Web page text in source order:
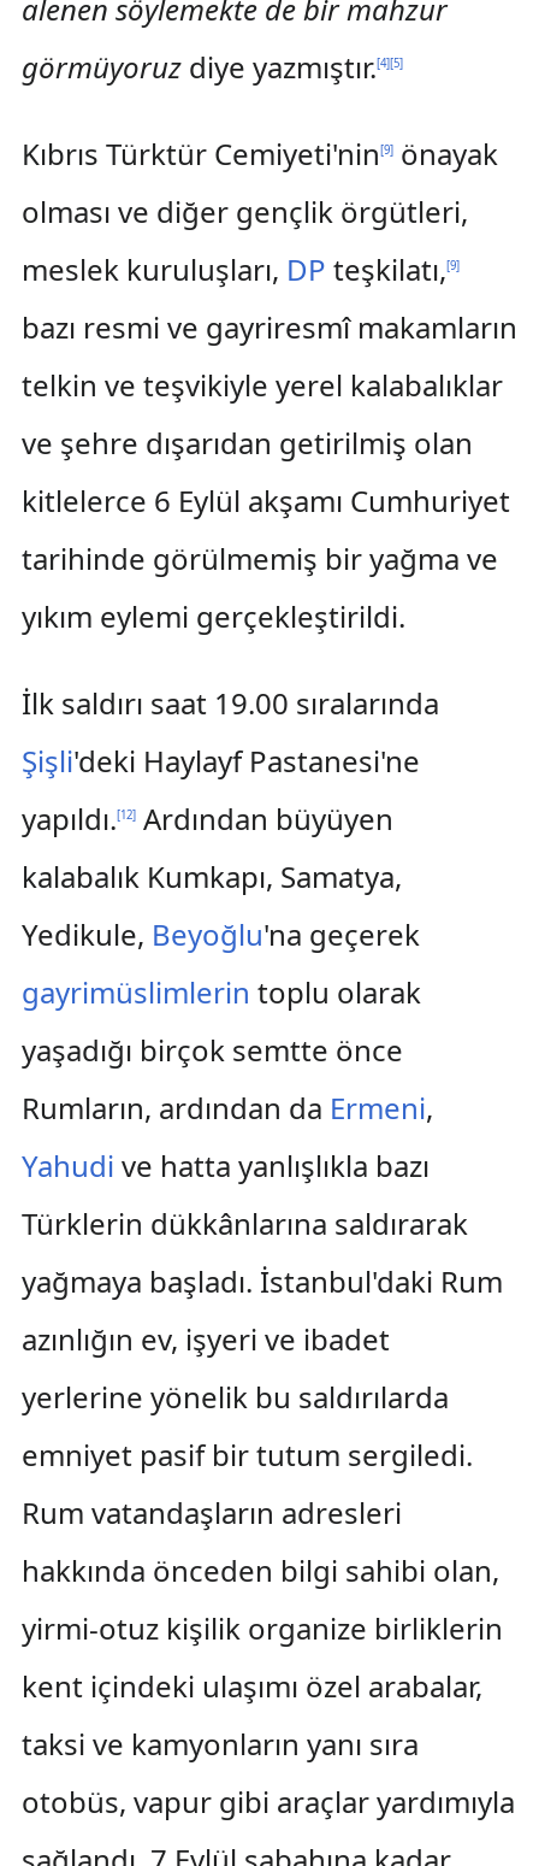
alenen söylemekte de bir mahzur
görmüyoruzdiye yazmıştır.[4][5]
Kıbrıs Türktür Cemiyeti'nin[9]önayak
olması ve diğer gençlik örgütleri,
meslek kuruluşları, DP teşkilatı,[9]
bazı resmi ve gayriresmî makamların
telkin ve teşvikiyle yerel kalabalıklar
ve şehre dışarıdan getirilmiş olan
kitlelerce 6 Eylül akşamı Cumhuriyet
tarihinde görülmemiş bir yağma ve
yıkım eylemi gerçekleştirildi.
İlk saldırı saat 19.00 sıralarında
Şişli'deki Haylayf Pastanesi'ne
yapıldı.[12]Ardından büyüyen
kalabalık Kumkapı, Samatya,
Yedikule, Beyoğlu'na geçerek
gayrimüslimlerin toplu olarak
yaşadığı birçok semtte önce
Rumların, ardından da Ermeni,
Yahudi ve hatta yanlışlıkla bazı
Türklerin dükkânlarına saldırarak
yağmaya başladı. İstanbul'daki Rum
azınlığın ev, işyeri ve ibadet
yerlerine yönelik bu saldırılarda
emniyet pasif bir tutum sergiledi.
Rum vatandaşların adresleri
hakkında önceden bilgi sahibi olan,
yirmi-otuz kişilik organize birliklerin
kent içindeki ulaşımı özel arabalar,
taksi ve kamyonların yanı sıra
otobüs, vapur gibi araçlar yardımıyla